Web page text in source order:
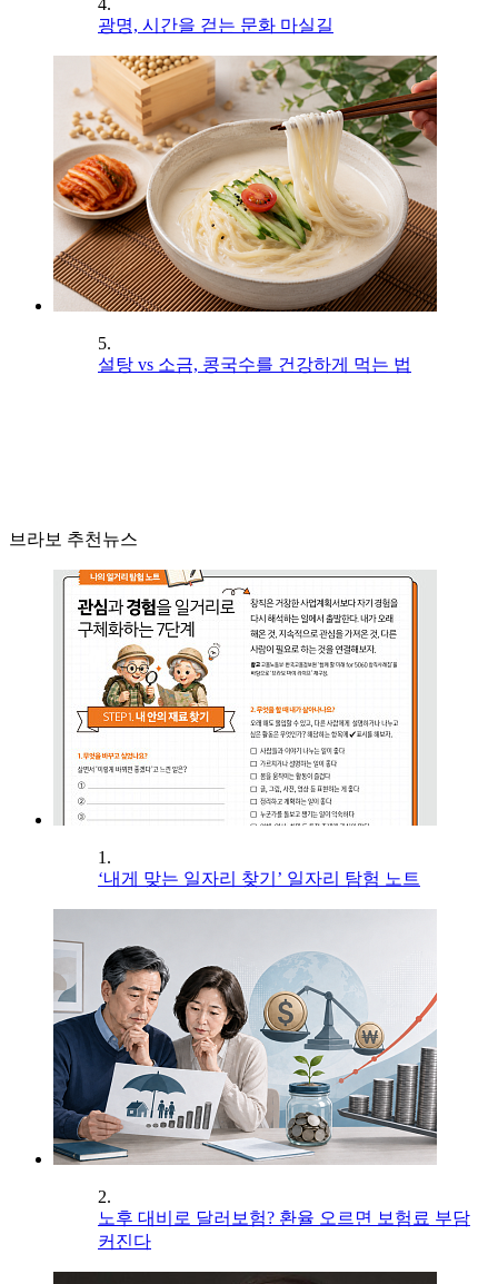
4.
광명, 시간을 걷는 문화 마실길
5.
설탕 vs 소금, 콩국수를 건강하게 먹는 법
브라보 추천뉴스
1.
‘내게 맞는 일자리 찾기’ 일자리 탐험 노트
2.
노후 대비로 달러보험? 환율 오르면 보험료 부담
커진다